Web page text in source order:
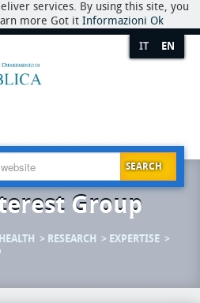
services. By using this site, you
more Got it Informazioni Ok
IT EN
SEARCH
Group
RESEARCH
EXPERTISE